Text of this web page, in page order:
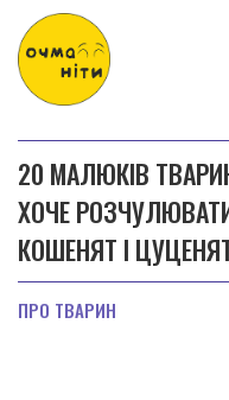
20 МАЛЮКІВ
ХОЧЕ
КОШЕНЯТ І
ПРО ТВАРИН